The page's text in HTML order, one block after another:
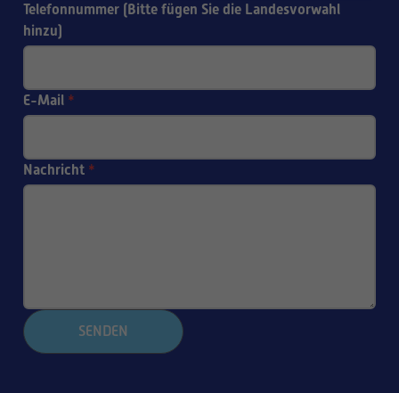
Telefonnummer (Bitte fügen Sie die Landesvorwahl
hinzu)
E-Mail *
Nachricht *
SENDEN